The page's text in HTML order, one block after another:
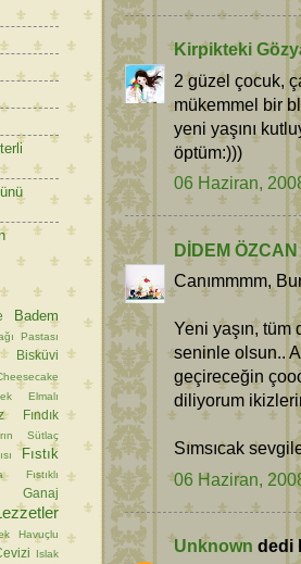
Kirpikteki
2 güzel çocuk,
mükemmel bir
yeni yaşını
öptüm:)))
06 Haziran,
DİDEM ÖZCAN
Canımmmm,
Yeni yaşın,
seninle olsun..
geçireceğin
diliyorum
Sımsıcak
06 Haziran,
Unknown dedi
Badem
Pastası
Bisküvi
Elmalı
Fındık
Sütlaç
Fıstık
Fıstıklı
Ganaj
Havuçlu
Islak